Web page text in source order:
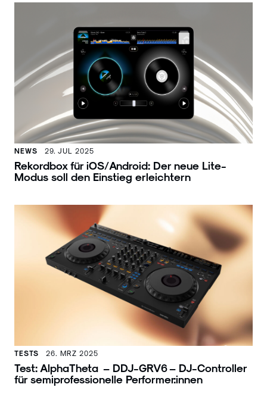
NEWS 29. JUL 2025
Rekordbox für iOS/Android: Der neue Lite-
Modus soll den Einstieg erleichtern
TESTS 26. MRZ 2025
Test: AlphaTheta – DDJ-GRV6 – DJ-Controller
für semiprofessionelle Performer:innen